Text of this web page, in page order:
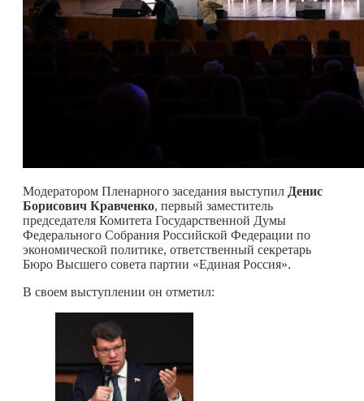
Модератором Пленарного заседания выступил Денис
Борисович Кравченко, первый заместитель
председателя Комитета Государственной Думы
Федерального Собрания Российской Федерации по
экономической политике, ответственный секретарь
Бюро Высшего совета партии «Единая Россия».
В своем выступлении он отметил: